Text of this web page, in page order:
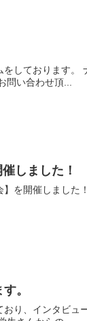
ドチームに支援、サポートを
らお問い合わせ頂...
しました！
はインドの春のお祭りのこ
。
ューに協力させて